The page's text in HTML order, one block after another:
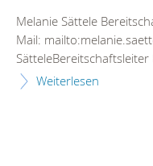
Melanie Sättele
Mail:
SätteleBereitschaftsleiter
Weiterlesen